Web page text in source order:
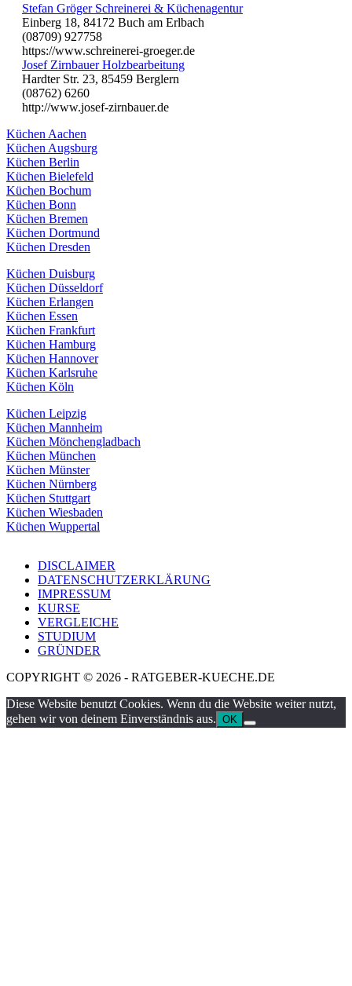
Stefan Gröger Schreinerei & Küchenagentur
Einberg 18, 84172 Buch am Erlbach
(08709) 927758
https://www.schreinerei-groeger.de
Josef Zirnbauer Holzbearbeitung
Hardter Str. 23, 85459 Berglern
(08762) 6260
http://www.josef-zirnbauer.de
Küchen Aachen
Küchen Augsburg
Küchen Berlin
Küchen Bielefeld
Küchen Bochum
Küchen Bonn
Küchen Bremen
Küchen Dortmund
Küchen Dresden
Küchen Duisburg
Küchen Düsseldorf
Küchen Erlangen
Küchen Essen
Küchen Frankfurt
Küchen Hamburg
Küchen Hannover
Küchen Karlsruhe
Küchen Köln
Küchen Leipzig
Küchen Mannheim
Küchen Mönchengladbach
Küchen München
Küchen Münster
Küchen Nürnberg
Küchen Stuttgart
Küchen Wiesbaden
Küchen Wuppertal
DISCLAIMER
DATENSCHUTZERKLÄRUNG
IMPRESSUM
KURSE
VERGLEICHE
STUDIUM
GRÜNDER
COPYRIGHT © 2026 - RATGEBER-KUECHE.DE
Diese Website benutzt Cookies. Wenn du die Website weiter nutzt,
gehen wir von deinem Einverständnis aus. OK